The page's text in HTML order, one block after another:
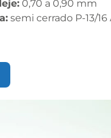
0,70 a 0,90 mm
semi cerrado P-13/16